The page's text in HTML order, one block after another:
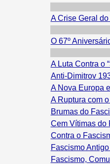
A Crise Geral
O 67º
A Luta Contra o
Anti-Dimitrov
A Nova Europa
A Ruptura com
Brumas do
Cem Vítimas do
Contra o
Fascismo
Fascismo,